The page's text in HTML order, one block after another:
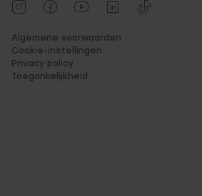
Algemene voorwaarden
Cookie-instellingen
Privacy policy
Toegankelijkheid